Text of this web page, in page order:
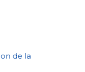
IP65. Couleur
quel
MA-08 peuvent
de la